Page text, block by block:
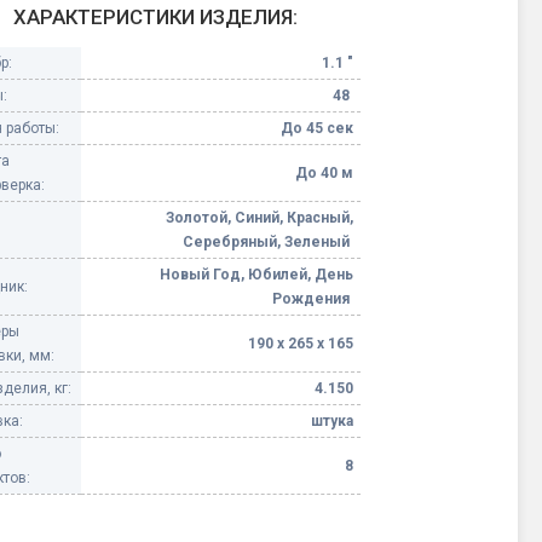
Небесные фонарики
Оборудование для
Елочные гирлянды
ХАРАКТЕРИСТИКИ ИЗДЕЛИЯ:
1.1 "
48
работы:
До 45 сек
До 40 м
Золотой, Синий, Красный,
Серебряный, Зеленый
Новый Год, Юбилей, День
Рождения
мм:
190 х 265 х 165
кг:
4.150
штука
8